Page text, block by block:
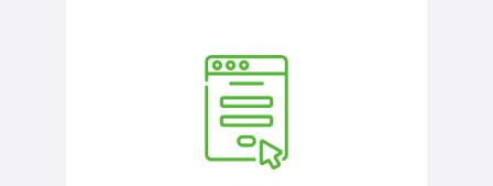
Pemohon mengisi borang
permohonan bagi pendaftaran